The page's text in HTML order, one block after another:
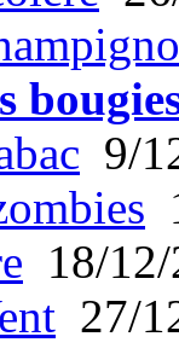
9/
18/
27/